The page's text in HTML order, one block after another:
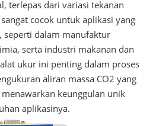
terlepas dari variasi tekanan
cocok untuk aplikasi yang
seperti dalam manufaktur
serta industri makanan dan
ukur ini penting dalam proses
aliran massa CO2 yang
keunggulan unik
aplikasinya.